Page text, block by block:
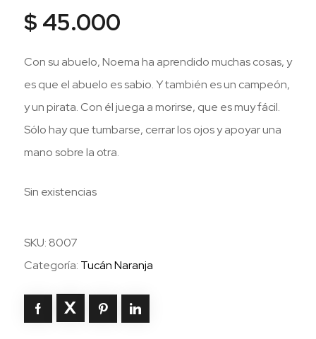
$ 45.000
Con su abuelo, Noema ha aprendido muchas cosas, y
es que el abuelo es sabio. Y también es un campeón,
y un pirata. Con él juega a morirse, que es muy fácil.
Sólo hay que tumbarse, cerrar los ojos y apoyar una
mano sobre la otra.
Sin existencias
SKU: 8007
Categoría: Tucán Naranja